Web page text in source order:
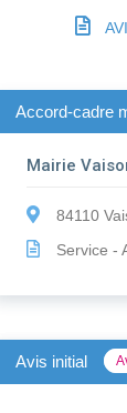
Accord-cadre
Mairie
84110
Service -
Avis initial